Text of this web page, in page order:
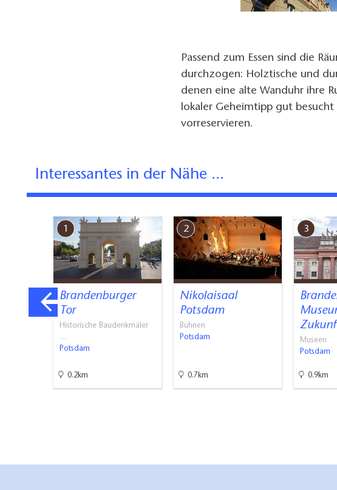
Passend zum Essen sind die
durchzogen: Holztische und
denen eine alte Wanduhr ihre
lokaler Geheimtipp gut
vorreservieren.
Interessantes in der Nähe ...
1
Brandenburger
Tor
Historische Baudenkmäler
…
Potsdam
0.2km
2
Nikolaisaal
Potsdam
Bühnen
Potsdam
0.7km
3
Museen
Potsdam
0.9km